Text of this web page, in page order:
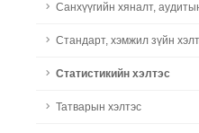
Санхүүгийн хяналт,
Стандарт, хэмжил зүйн
Статистикийн хэлтэс
Татварын хэлтэс